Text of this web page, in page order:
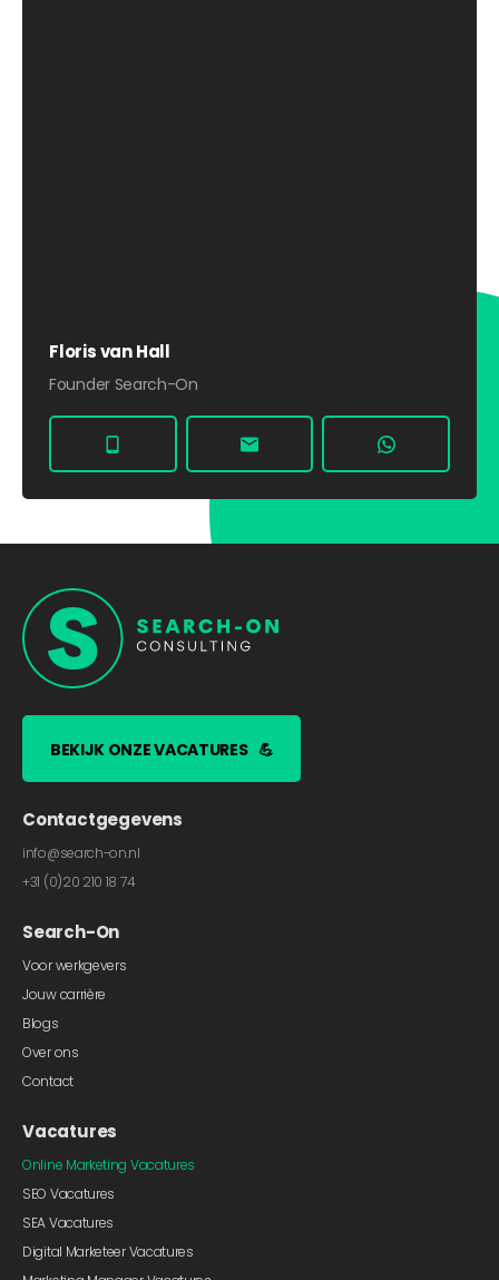
Floris van Hall
Founder Search-On
BEKIJK ONZE VACATURES 💪
Contactgegevens
info@search-on.nl
+31 (0)20 210 18 74
Search-On
Voor werkgevers
Jouw carrière
Blogs
Over ons
Contact
Vacatures
Online Marketing Vacatures
SEO Vacatures
SEA Vacatures
Digital Marketeer Vacatures